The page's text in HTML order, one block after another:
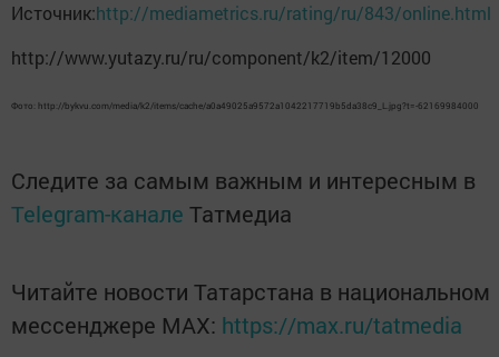
Источник:http://mediametrics.ru/rating/ru/843/online.html
http://www.yutazy.ru/ru/component/k2/item/12000
Фото: http://bykvu.com/media/k2/items/cache/a0a49025a9572a1042217719b5da38c9_L.jpg?t=-62169984000
Следите за самым важным и интересным в
Telegram-канале Татмедиа
Читайте новости Татарстана в национальном
мессенджере MАХ: https://max.ru/tatmedia